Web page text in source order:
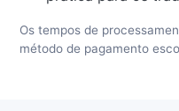
Os tempos de
método de pagamento